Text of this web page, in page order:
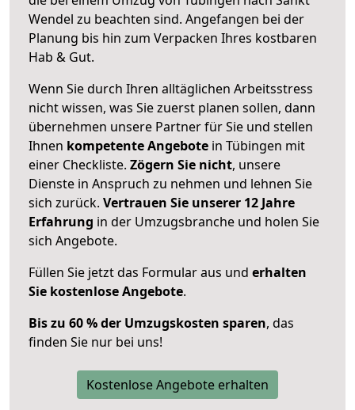
Wendel zu beachten sind. Angefangen bei der
Planung bis hin zum Verpacken Ihres kostbaren
Hab & Gut.
Wenn Sie durch Ihren alltäglichen Arbeitsstress
nicht wissen, was Sie zuerst planen sollen, dann
übernehmen unsere Partner für Sie und stellen
Ihnen kompetente Angebote in Tübingen mit
einer Checkliste. Zögern Sie nicht, unsere
Dienste in Anspruch zu nehmen und lehnen Sie
sich zurück. Vertrauen Sie unserer 12 Jahre
Erfahrung in der Umzugsbranche und holen Sie
sich Angebote.
Füllen Sie jetzt das Formular aus und erhalten
Sie kostenlose Angebote.
Bis zu 60 % der Umzugskosten sparen, das
finden Sie nur bei uns!
Kostenlose Angebote erhalten